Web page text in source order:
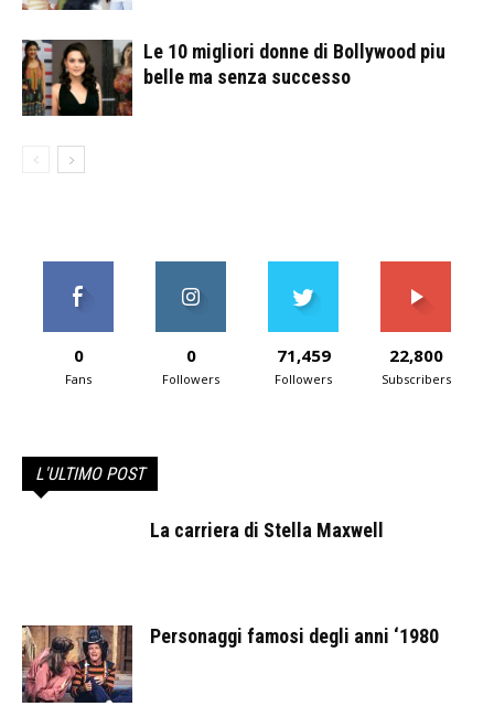
Le 10 migliori donne di Bollywood piu
belle ma senza successo
0
Fans
0
Followers
71,459
Followers
22,800
Subscribers
L'ULTIMO POST
La carriera di Stella Maxwell
Personaggi famosi degli anni ‘1980